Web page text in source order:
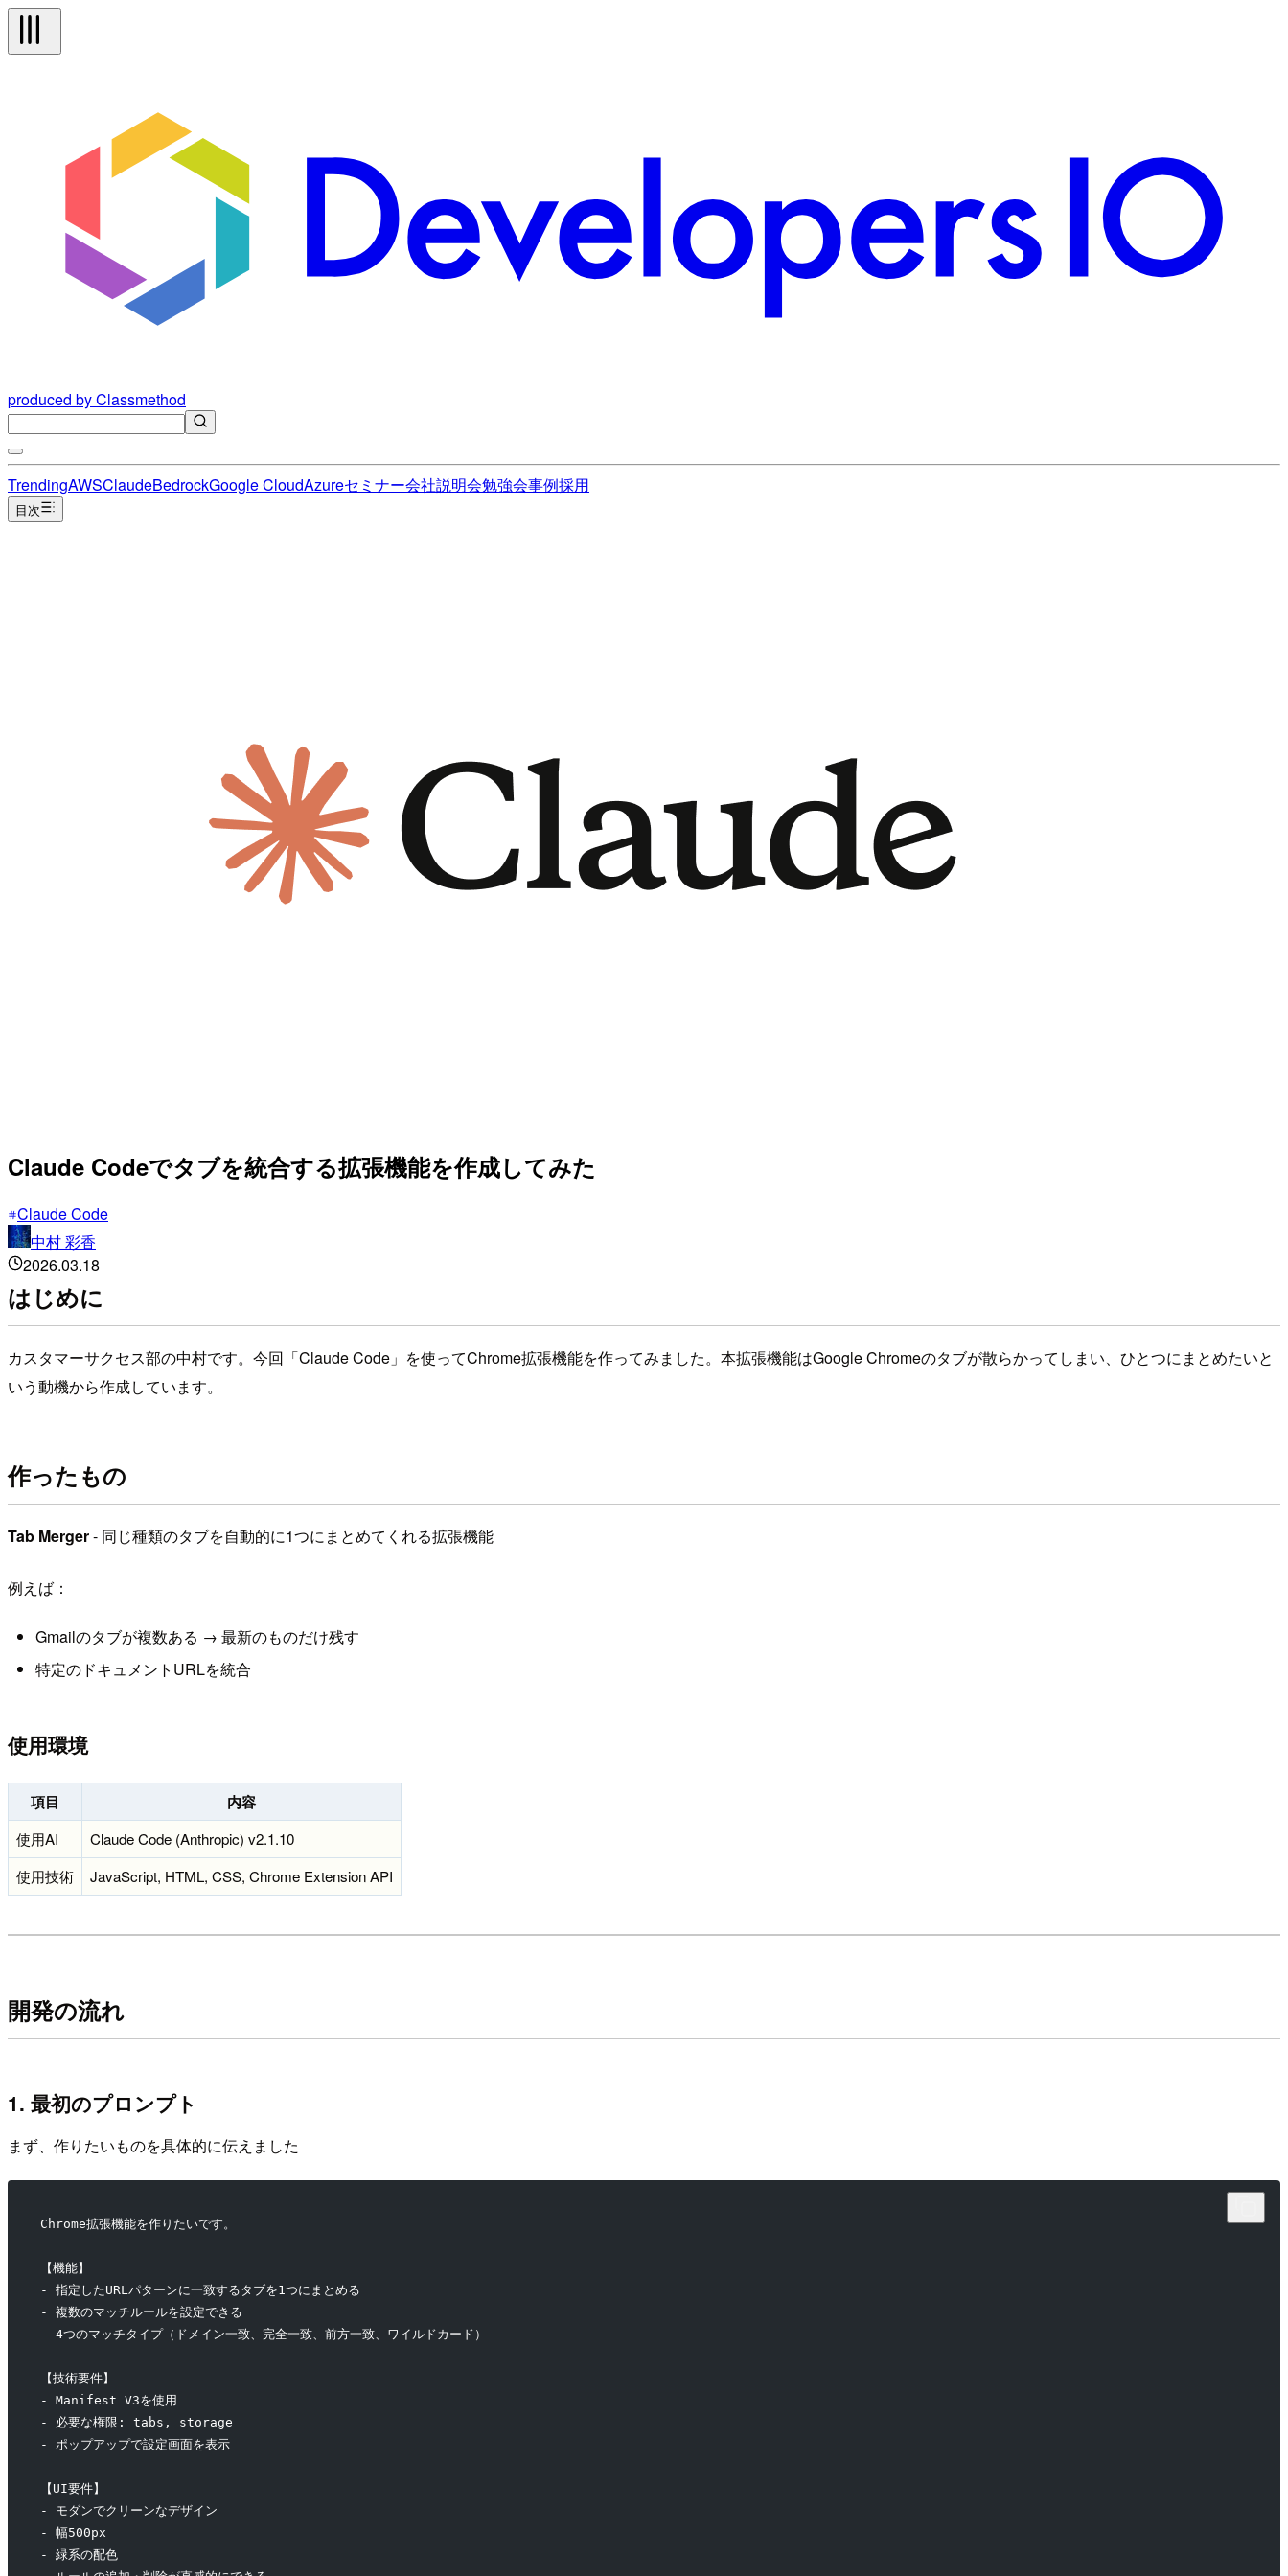
produced by Classmethod
TrendingAWSClaudeBedrockGoogle CloudAzureセミナー会社説明会勉強会事例採用
目次
Claude Codeでタブを統合する拡張機能を作成してみた
Claude Code
中村 彩香
2026.03.18
はじめに
カスタマーサクセス部の中村です。今回「Claude Code」を使ってChrome拡張機能を作ってみました。本拡張機能はGoogle Chromeのタブが散らかってしまい、ひとつにまとめたいと
いう動機から作成しています。
作ったもの
Tab Merger- 同じ種類のタブを自動的に1つにまとめてくれる拡張機能
例えば：
Gmailのタブが複数ある → 最新のものだけ残す
特定のドキュメントURLを統合
使用環境
項目 内容
使用AI
Claude Code (Anthropic) v2.1.10
使用技術
JavaScript, HTML, CSS, Chrome Extension API
開発の流れ
1. 最初のプロンプト
まず、作りたいものを具体的に伝えました
Chrome拡張機能を作りたいです。
【機能】
- 指定したURLパターンに一致するタブを1つにまとめる
- 複数のマッチルールを設定できる
- 4つのマッチタイプ（ドメイン一致、完全一致、前方一致、ワイルドカード）
【技術要件】
- Manifest V3を使用
- 必要な権限: tabs, storage
- ポップアップで設定画面を表示
【UI要件】
- モダンでクリーンなデザイン
- 幅500px
- 緑系の配色